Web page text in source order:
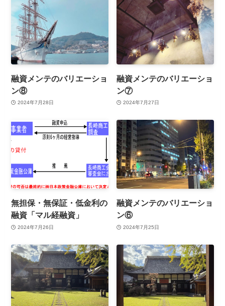
融資メンテのバリエーショ
ン⑧
2024年7月28日
融資メンテのバリエーショ
ン⑦
2024年7月27日
無担保・無保証・低金利の
融資「マル経融資」
2024年7月26日
融資メンテのバリエーショ
ン⑥
2024年7月25日